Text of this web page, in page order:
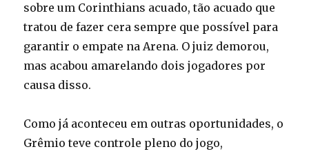
sobre um Corinthians acuado, tão acuado que
tratou de fazer cera sempre que possível para
garantir o empate na Arena. O juiz demorou,
mas acabou amarelando dois jogadores por
causa disso.
Como já aconteceu em outras oportunidades, o
Grêmio teve controle pleno do jogo,